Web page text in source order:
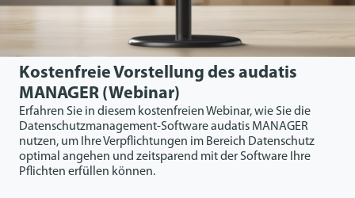
Kostenfreie Vorstellung des audatis
MANAGER (Webinar)
Erfahren Sie in diesem kostenfreien Webinar, wie Sie die
Datenschutzmanagement-Software audatis MANAGER
nutzen, um Ihre Verpflichtungen im Bereich Datenschutz
optimal angehen und zeitsparend mit der Software Ihre
Pflichten erfüllen können.